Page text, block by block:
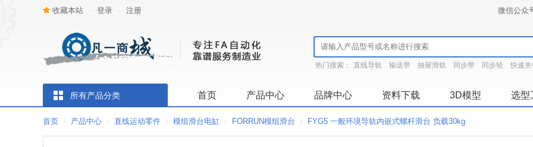
收藏本站 - 登录 - 注册 微信公众
热门搜索： 直线导轨 输送带 抽屉滑轨 同步带 同步轮 快速
所有产品分类 首页 产品中心 品牌中心 资料下载 3D模型 选型
首页 / 产品中心 / 直线运动零件 / 模组滑台电缸 / FORRUN模组滑台 / FYG5 一般环境导轨内嵌式螺杆滑台 负载30kg